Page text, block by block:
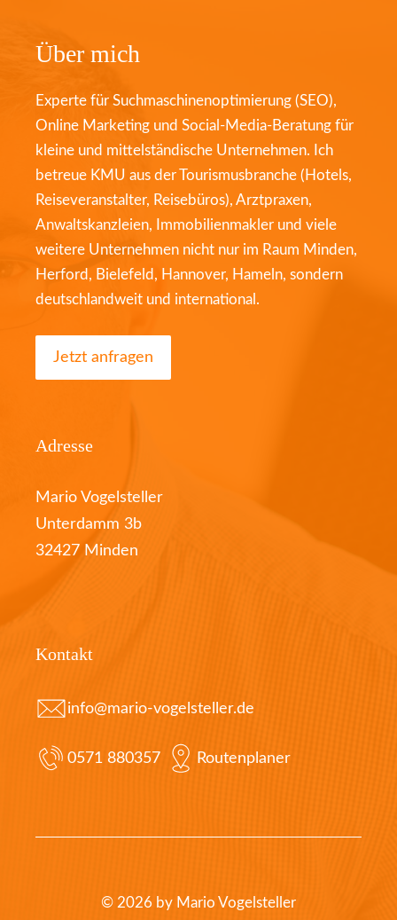
Über mich
Experte für Suchmaschinenoptimierung (SEO),
Online Marketing und Social-Media-Beratung für
kleine und mittelständische Unternehmen. Ich
betreue KMU aus der Tourismusbranche (Hotels,
Reiseveranstalter, Reisebüros), Arztpraxen,
Anwaltskanzleien, Immobilienmakler und viele
weitere Unternehmen nicht nur im Raum Minden,
Herford, Bielefeld, Hannover, Hameln, sondern
deutschlandweit und international.
Jetzt anfragen
Adresse
Mario Vogelsteller
Unterdamm 3b
32427 Minden
Kontakt
info@mario-vogelsteller.de
0571 880357 Routenplaner
© 2026 by Mario Vogelsteller